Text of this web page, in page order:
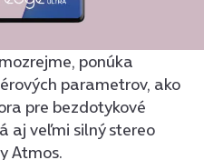
ponúka
parametrov, ako
pre bezdotykové
aj veľmi silný stereo
Atmos.